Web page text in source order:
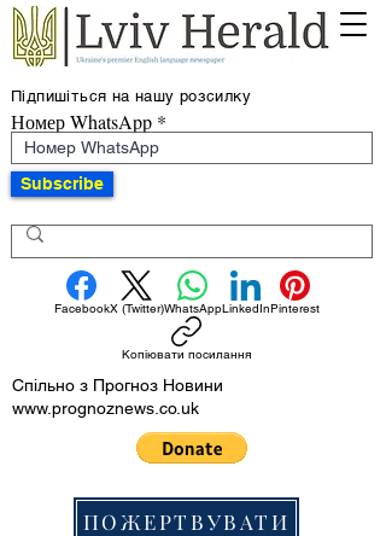
Підпишіться на нашу розсилку
Номер WhatsApp
Subscribe
FacebookX (Twitter)WhatsAppLinkedInPinterest
Копіювати посилання
Спільно з Прогноз Новини
www.prognoznews.co.uk
ПОЖЕРТВУВАТИ